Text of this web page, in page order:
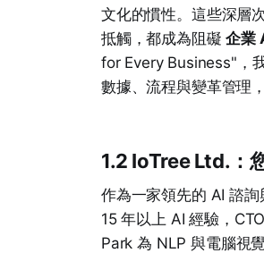
文化的慣性。這些深層
抵觸，都成為阻礙企業
for Every Business"，
數據、流程與變革管理
1.2 IoTree Ltd.：
作為一家領先的 AI 諮
15 年以上 AI 經驗，
Park 為 NLP 與電腦視